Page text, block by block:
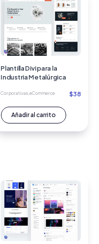
Plantilla Divi para la
Industria Metalúrgica
Corporativas,eCommerce $38
Añadir al carrito